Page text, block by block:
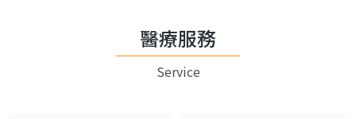
醫療服務
Service